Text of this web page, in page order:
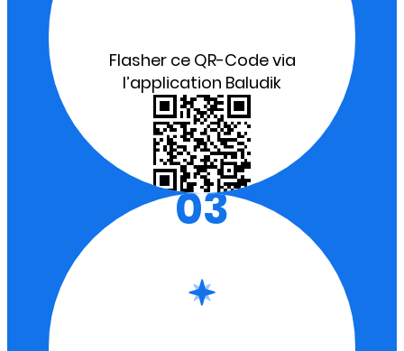
Flasher ce QR-Code via
l’application Baludik
03